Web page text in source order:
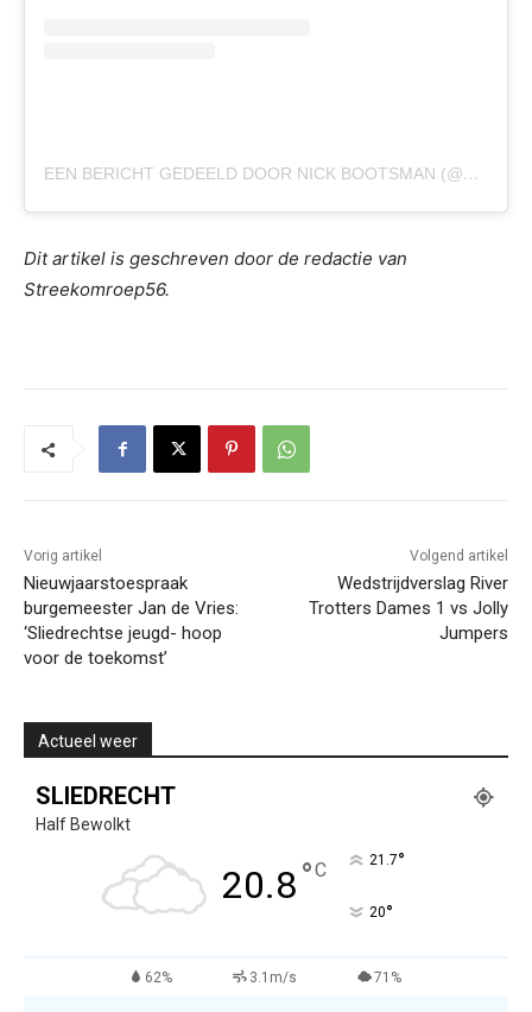
EEN BERICHT GEDEELD DOOR NICK BOOTSMAN (@WHEELIENICK)
Dit artikel is geschreven door de redactie van
Streekomroep56.
Vorig artikel
Nieuwjaarstoespraak
burgemeester Jan de Vries:
‘Sliedrechtse jeugd- hoop
voor de toekomst’
Volgend artikel
Wedstrijdverslag River
Trotters Dames 1 vs Jolly
Jumpers
Actueel weer
SLIEDRECHT
Half Bewolkt
20.8°C 21.7°
20°
62% 3.1m/s 71%